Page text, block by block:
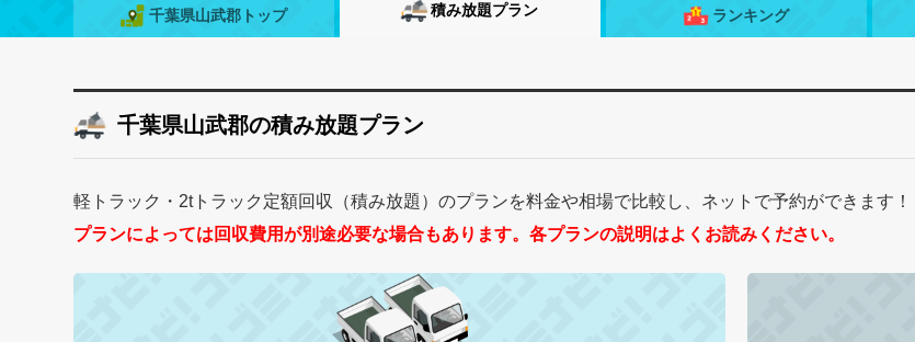
千葉県山武郡トップ 積み放題プラン ランキング
千葉県山武郡の積み放題プラン
軽トラック・2tトラック定額回収（積み放題）のプランを料金や相場で比較し、ネットで予約ができます！
プランによっては回収費用が別途必要な場合もあります。各プランの説明はよくお読みください。